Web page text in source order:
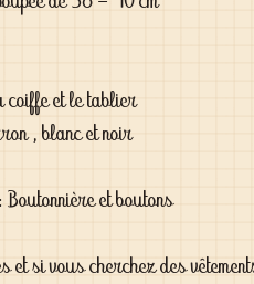
coiffe et le tablier
, blanc et noir
et boutons
et si vous cherchez des